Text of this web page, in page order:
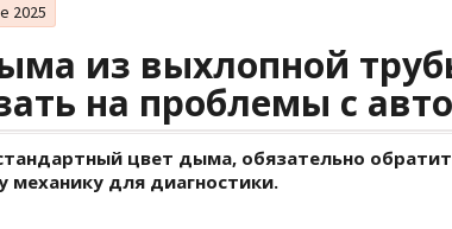
2025
из выхлопной
на проблемы с авто
цвет дыма, обязательно
механику для диагностики.